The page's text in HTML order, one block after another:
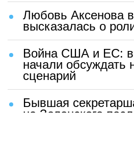
Любовь Аксенова
высказалась о
Война США и ЕС: в
начали
сценарий
Бывшая
на Зеленского